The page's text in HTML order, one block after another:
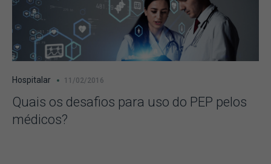
Hospitalar 11/02/2016
Quais os desafios para uso do PEP pelos
médicos?